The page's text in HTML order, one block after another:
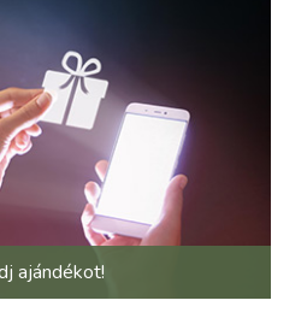
ajándékot!